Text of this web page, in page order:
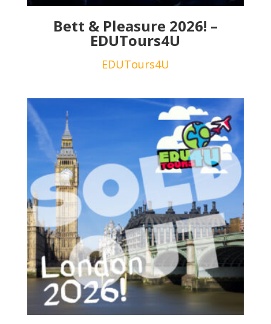
Bett & Pleasure 2026! –
EDUTours4U
EDUTours4U